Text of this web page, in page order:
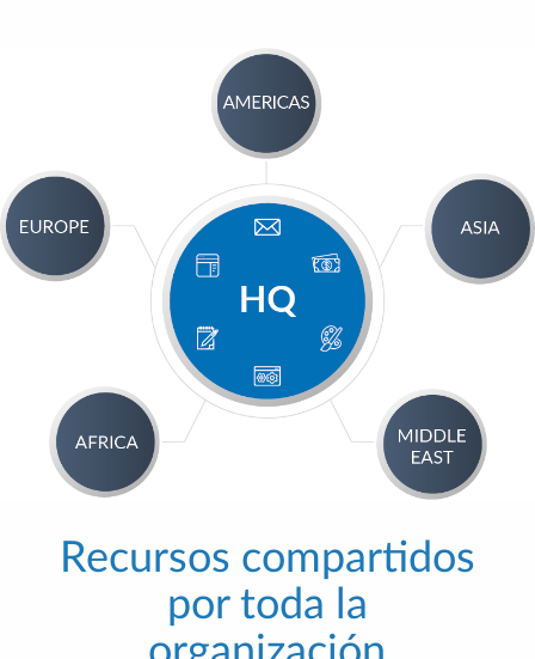
Recursos compartidos
por toda la